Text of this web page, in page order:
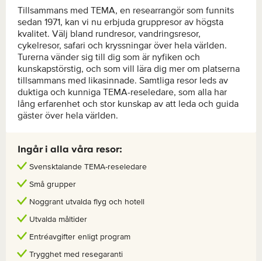
Tillsammans med TEMA, en researrangör som funnits
sedan 1971, kan vi nu erbjuda gruppresor av högsta
kvalitet. Välj bland rundresor, vandringsresor,
cykelresor, safari och kryssningar över hela världen.
Turerna vänder sig till dig som är nyfiken och
kunskapstörstig, och som vill lära dig mer om platserna
tillsammans med likasinnade. Samtliga resor leds av
duktiga och kunniga TEMA-reseledare, som alla har
lång erfarenhet och stor kunskap av att leda och guida
gäster över hela världen.
Ingår i alla våra resor:
Svensktalande TEMA-reseledare
Små grupper
Noggrant utvalda flyg och hotell
Utvalda måltider
Entréavgifter enligt program
Trygghet med resegaranti